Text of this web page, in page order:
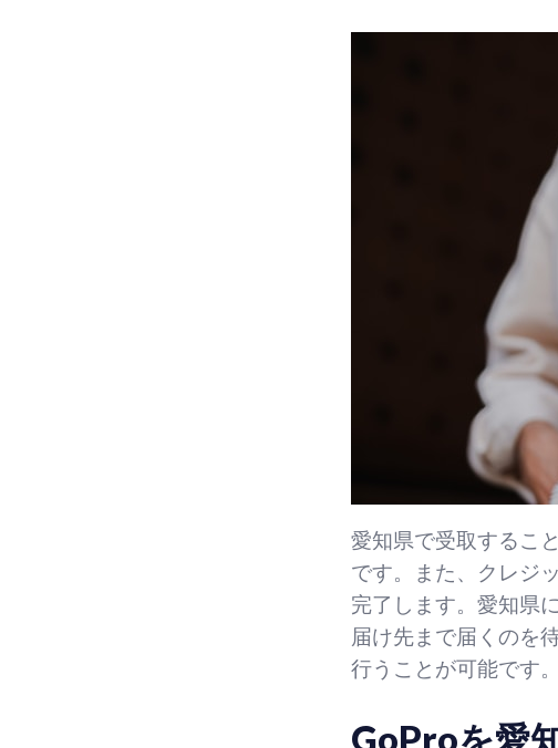
愛知県で受取するこ
です。また、クレジ
完了します。愛知県
届け先まで届くのを
行うことが可能です。
GoProを愛